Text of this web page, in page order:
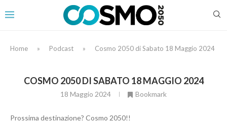
Home » Podcast » Cosmo 2050 di Sabato 18 Maggio 2024
COSMO 2050 DI SABATO 18 MAGGIO 2024
18 Maggio 2024 Bookmark
Prossima destinazione? Cosmo 2050!!